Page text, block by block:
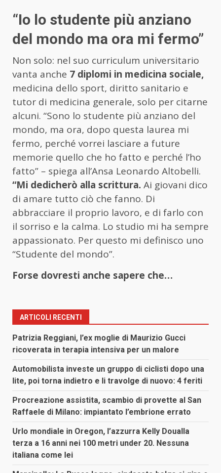
“Io lo studente più anziano
del mondo ma ora mi fermo”
Non solo: nel suo curriculum universitario
vanta anche 7 diplomi in medicina sociale,
medicina dello sport, diritto sanitario e
tutor di medicina generale, solo per citarne
alcuni. “Sono lo studente più anziano del
mondo, ma ora, dopo questa laurea mi
fermo, perché vorrei lasciare a future
memorie quello che ho fatto e perché l’ho
fatto” – spiega all’Ansa Leonardo Altobelli.
“Mi dedicherò alla scrittura. Ai giovani dico
di amare tutto ciò che fanno. Di
abbracciare il proprio lavoro, e di farlo con
il sorriso e la calma. Lo studio mi ha sempre
appassionato. Per questo mi definisco uno
“Studente del mondo”.
Forse dovresti anche sapere che…
ARTICOLI RECENTI
Patrizia Reggiani, l’ex moglie di Maurizio Gucci
ricoverata in terapia intensiva per un malore
Automobilista investe un gruppo di ciclisti dopo una
lite, poi torna indietro e li travolge di nuovo: 4 feriti
Procreazione assistita, scambio di provette al San
Raffaele di Milano: impiantato l’embrione errato
Urlo mondiale in Oregon, l’azzurra Kelly Doualla
terza a 16 anni nei 100 metri under 20. Nessuna
italiana come lei